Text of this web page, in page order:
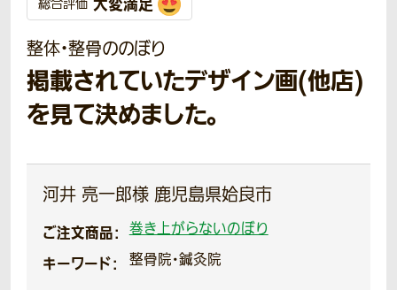
総合評価 大変満足
整体・整骨ののぼり
掲載されていたデザイン画(他店)
を見て決めました。
河井 亮一郎様 鹿児島県姶良市
ご注文商品： 巻き上がらないのぼり
キーワード： 整骨院・鍼灸院